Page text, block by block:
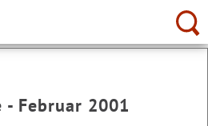
Februar 2001